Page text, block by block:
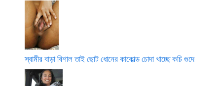
স্বামীর বাড়া বিশাল তাই ছোট ধোনের কাকোল্ড চোদা খাচ্ছে কচি গুদে